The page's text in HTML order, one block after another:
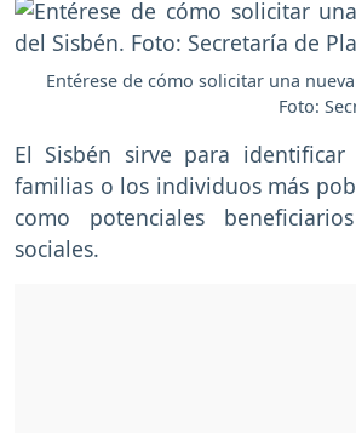
Entérese de cómo solicitar una
Foto:
El Sisbén sirve para
familias o los individuos más
como potenciales
sociales.